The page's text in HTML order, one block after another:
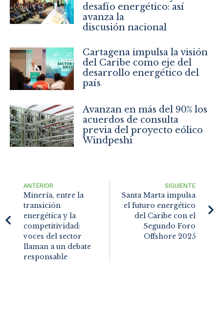
desafío energético: así
avanza la
discusión nacional
Cartagena impulsa la visión
del Caribe como eje del
desarrollo energético del
país
Avanzan en más del 90% los
acuerdos de consulta
previa del proyecto eólico
Windpeshi
ANTERIOR
Minería, entre la
transición
energética y la
competitividad:
voces del sector
llaman a un debate
responsable
SIGUIENTE
Santa Marta impulsa
el futuro energético
del Caribe con el
Segundo Foro
Offshore 2025